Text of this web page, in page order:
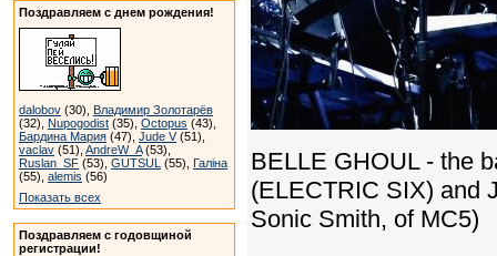
Поздравляем с днем рождения!
dalobov (30), Владимир Золотарёв
(32), Nupogodist (35), Octopus (43),
Бардина Мария (47), Jude V(51),
vaclav (51), AndreW_A(53),
Ruslan_SF (53), GUTSUL (55), Галіна
(55), alemis (56)
Показать всех
Поздравляем с годовщиной
регистрации!
BELLE GHOUL - the
(ELECTRIC SIX) and
Sonic Smith, of MC5)